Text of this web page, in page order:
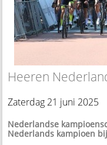
Heeren
Zaterdag 21 juni 2025
Nederlandse
Nederlands kampioen